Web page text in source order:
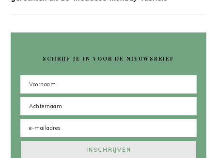
SCHRIJF JE IN VOOR DE NIEUWSBRIEF